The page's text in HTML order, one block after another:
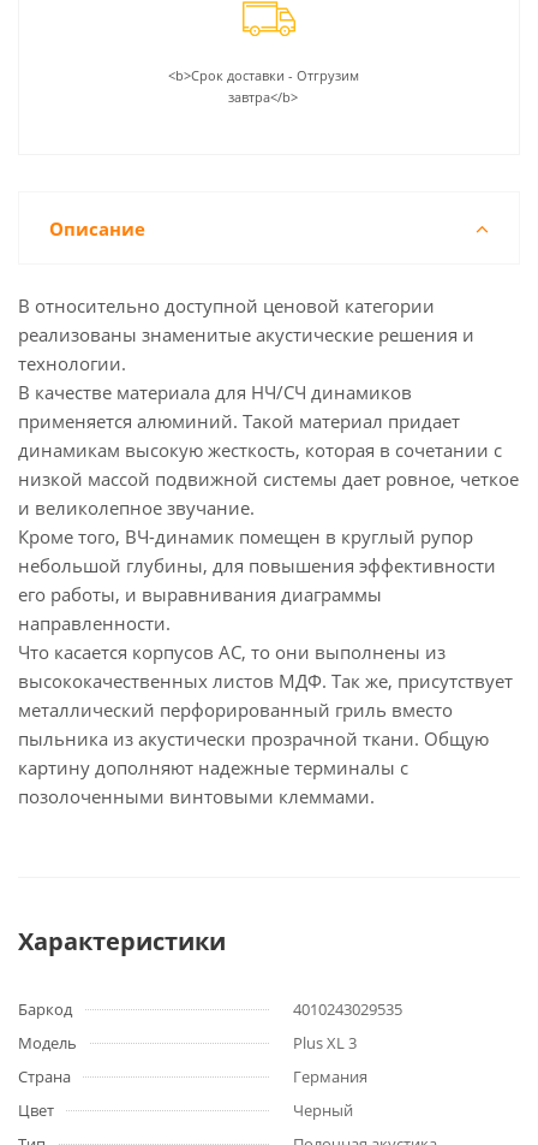
<b>Срок доставки - Отгрузим
завтра</b>
Описание
В относительно доступной ценовой категории
реализованы знаменитые акустические решения и
технологии.
В качестве материала для НЧ/СЧ динамиков
применяется алюминий. Такой материал придает
динамикам высокую жесткость, которая в сочетании с
низкой массой подвижной системы дает ровное, четкое
и великолепное звучание.
Кроме того, ВЧ-динамик помещен в круглый рупор
небольшой глубины, для повышения эффективности
его работы, и выравнивания диаграммы
направленности.
Что касается корпусов АС, то они выполнены из
высококачественных листов МДФ. Так же, присутствует
металлический перфорированный гриль вместо
пыльника из акустически прозрачной ткани. Общую
картину дополняют надежные терминалы с
позолоченными винтовыми клеммами.
Характеристики
Баркод
4010243029535
Модель
Plus XL 3
Страна
Германия
Цвет
Черный